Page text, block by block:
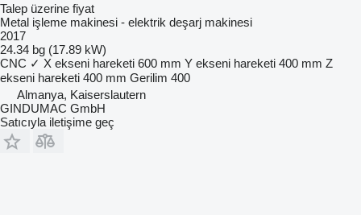
Talep üzerine fiyat
Metal işleme makinesi - elektrik deşarj makinesi
2017
24.34 bg (17.89 kW)
CNC ✓ X ekseni hareketi 600 mm Y ekseni hareketi 400 mm Z
ekseni hareketi 400 mm Gerilim 400
Almanya, Kaiserslautern
GINDUMAC GmbH
Satıcıyla iletişime geç